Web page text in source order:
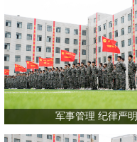
军事管理 纪律严明